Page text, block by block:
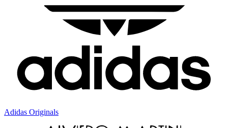
Adidas Originals